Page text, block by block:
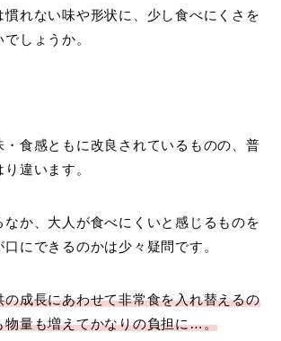
慣れない味や形状に、少し食べにくさを
しょうか。
・食感ともに改良されているものの、普
違います。
なか、大人が食べにくいと感じるものを
にできるのかは少々疑問です。
の成長にあわせて非常食を入れ替えるの
物量も増えてかなりの負担に…。